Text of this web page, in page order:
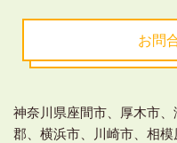
お問
神奈川県座間市、厚木市
郡、横浜市、川崎市、相